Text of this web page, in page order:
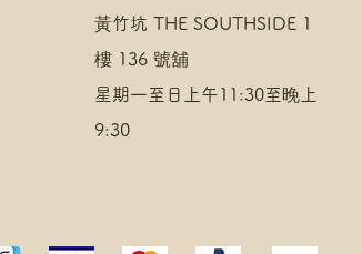
黃竹坑 THE SOUTHSIDE 1
樓 136 號舖
星期一至日上午11:30至晚上
9:30